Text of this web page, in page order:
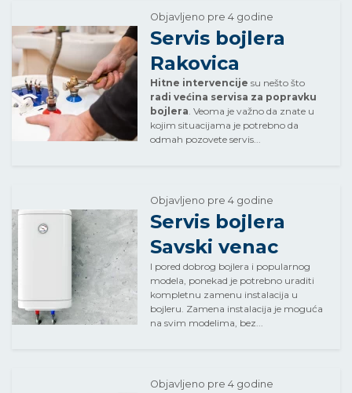
Objavljeno pre 4 godine
Servis bojlera
Rakovica
Hitne intervencije su nešto što
radi većina servisa za popravku
bojlera. Veoma je važno da znate u
kojim situacijama je potrebno da
odmah pozovete servis...
Objavljeno pre 4 godine
Servis bojlera
Savski venac
I pored dobrog bojlera i popularnog
modela, ponekad je potrebno uraditi
kompletnu zamenu instalacija u
bojleru. Zamena instalacija je moguća
na svim modelima, bez...
Objavljeno pre 4 godine